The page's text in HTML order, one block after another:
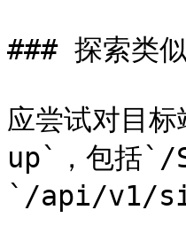
### 探索类
应尝试对目
up`，包括
`/api/v1/